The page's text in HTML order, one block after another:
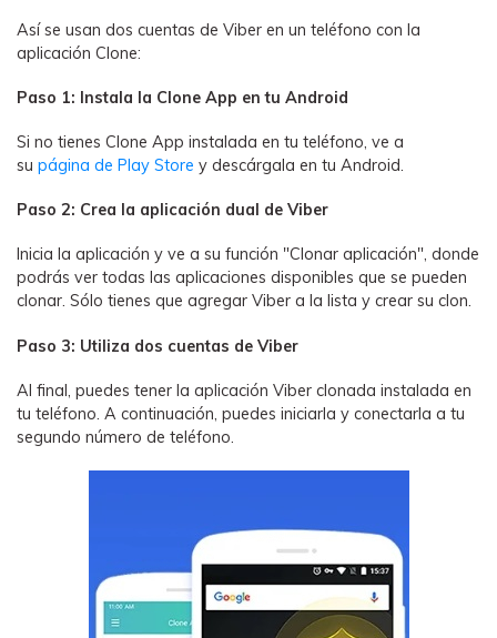
󠀰Así se usan dos cuentas de Viber en un teléfono con la
aplicación Clone:󠀲󠀩󠀠󠀩󠀩󠀨󠀧󠀤󠀳
󠀰Paso 1: Instala la Clone App en tu Android󠀲󠀩󠀠󠀩󠀩󠀨󠀧󠀥󠀳
󠀰Si no tienes Clone App instalada en tu teléfono, ve a
su página de Play Store y descárgala en tu Android.󠀲󠀩󠀠󠀩󠀩󠀨󠀧󠀦󠀳
󠀰Paso 2: Crea la aplicación dual de Viber󠀲󠀩󠀠󠀩󠀩󠀨󠀧󠀧󠀳
󠀰Inicia la aplicación y ve a su función "Clonar aplicación", donde
podrás ver todas las aplicaciones disponibles que se pueden
clonar.󠀲󠀩󠀠󠀩󠀩󠀨󠀧󠀨󠀳󠀰 Sólo tienes que agregar Viber a la lista y crear su clon.󠀲󠀩󠀠󠀩󠀩󠀨󠀧󠀩󠀳
󠀰Paso 3: Utiliza dos cuentas de Viber󠀲󠀩󠀠󠀩
󠀰Al final, puedes tener la aplicación Viber clonada instalada en
tu teléfono.󠀲󠀩󠀠󠀩󠀩󠀨󠀨󠀡󠀳󠀰 A continuación, puedes iniciarla y conectarla a tu
segundo número de teléfono.󠀲󠀩󠀠󠀩󠀩󠀨󠀨󠀢󠀳